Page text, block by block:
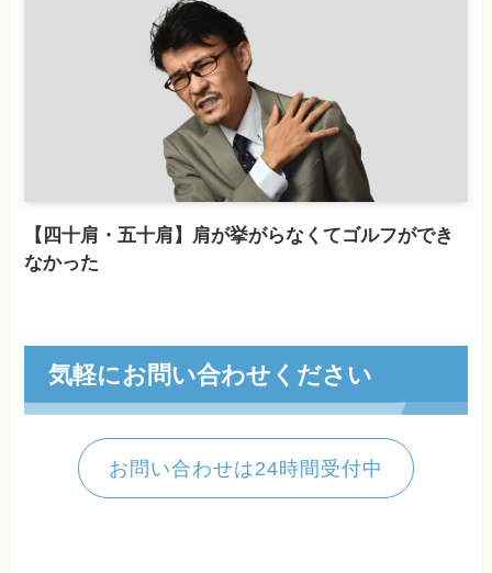
【四十肩・五十肩】肩が挙がらなくてゴルフができ
なかった
気軽にお問い合わせください
お問い合わせは24時間受付中